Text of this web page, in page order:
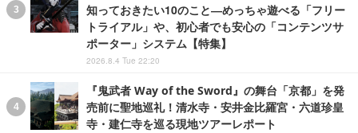
知っておきたい10のこと―めっちゃ遊べる「フリー
トライアル」や、初心者でも安心の「コンテンツサ
ポーター」システム【特集】
2026.8.4 Tue 22:20
『鬼武者 Way of the Sword』の舞台「京都」を発
売前に聖地巡礼！清水寺・安井金比羅宮・六道珍皇
寺・建仁寺を巡る現地ツアーレポート